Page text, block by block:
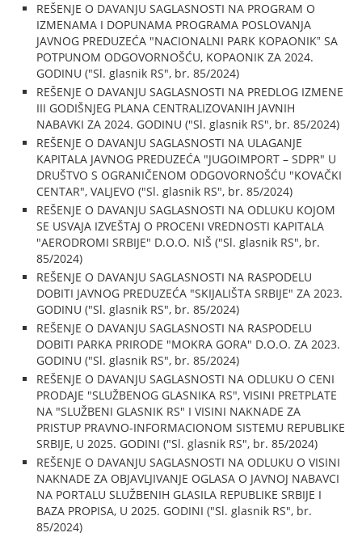
REŠENJE O DAVANJU SAGLASNOSTI NA PROGRAM O
IZMENAMA I DOPUNAMA PROGRAMA POSLOVANJA
JAVNOG PREDUZEĆA "NACIONALNI PARK KOPAONIKˮ SA
POTPUNOM ODGOVORNOŠĆU, KOPAONIK ZA 2024.
GODINU ("Sl. glasnik RS", br. 85/2024)
REŠENJE O DAVANJU SAGLASNOSTI NA PREDLOG IZMENE
III GODIŠNJEG PLANA CENTRALIZOVANIH JAVNIH
NABAVKI ZA 2024. GODINU ("Sl. glasnik RS", br. 85/2024)
REŠENJE O DAVANJU SAGLASNOSTI NA ULAGANJE
KAPITALA JAVNOG PREDUZEĆA "JUGOIMPORT – SDPR" U
DRUŠTVO S OGRANIČENOM ODGOVORNOŠĆU "KOVAČKI
CENTAR", VALJEVO ("Sl. glasnik RS", br. 85/2024)
REŠENJE O DAVANJU SAGLASNOSTI NA ODLUKU KOJOM
SE USVAJA IZVEŠTAJ O PROCENI VREDNOSTI KAPITALA
"AERODROMI SRBIJE" D.O.O. NIŠ ("Sl. glasnik RS", br.
85/2024)
REŠENJE O DAVANJU SAGLASNOSTI NA RASPODELU
DOBITI JAVNOG PREDUZEĆA "SKIJALIŠTA SRBIJE" ZA 2023.
GODINU ("Sl. glasnik RS", br. 85/2024)
REŠENJE O DAVANJU SAGLASNOSTI NA RASPODELU
DOBITI PARKA PRIRODE "MOKRA GORA" D.O.O. ZA 2023.
GODINU ("Sl. glasnik RS", br. 85/2024)
REŠENJE O DAVANJU SAGLASNOSTI NA ODLUKU O CENI
PRODAJE "SLUŽBENOG GLASNIKA RS", VISINI PRETPLATE
NA "SLUŽBENI GLASNIK RS" I VISINI NAKNADE ZA
PRISTUP PRAVNO-INFORMACIONOM SISTEMU REPUBLIKE
SRBIJE, U 2025. GODINI ("Sl. glasnik RS", br. 85/2024)
REŠENJE O DAVANJU SAGLASNOSTI NA ODLUKU O VISINI
NAKNADE ZA OBJAVLJIVANJE OGLASA O JAVNOJ NABAVCI
NA PORTALU SLUŽBENIH GLASILA REPUBLIKE SRBIJE I
BAZA PROPISA, U 2025. GODINI ("Sl. glasnik RS", br.
85/2024)